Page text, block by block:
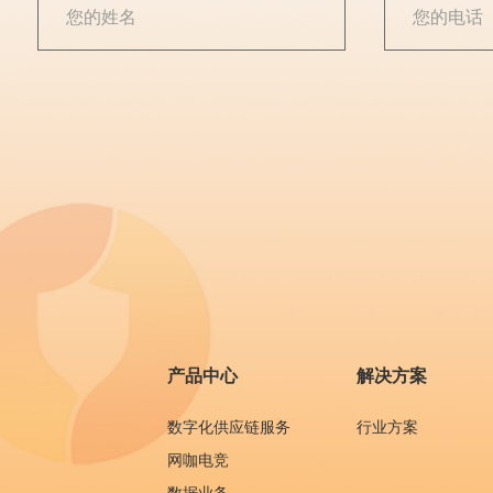
产品中心
数字化供应链服务
网咖电竞
解决方案
行业方案